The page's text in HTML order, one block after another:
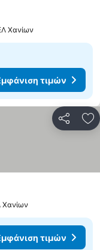
Χανίων
τιμών
Χανίων
τιμών